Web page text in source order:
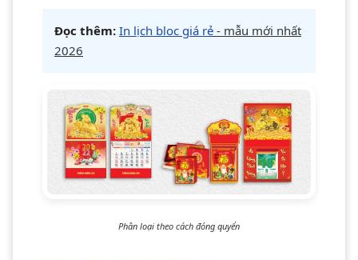
Đọc thêm: In lịch bloc giá rẻ - mẫu mới nhất
2026
Phân loại theo cách đóng quyển